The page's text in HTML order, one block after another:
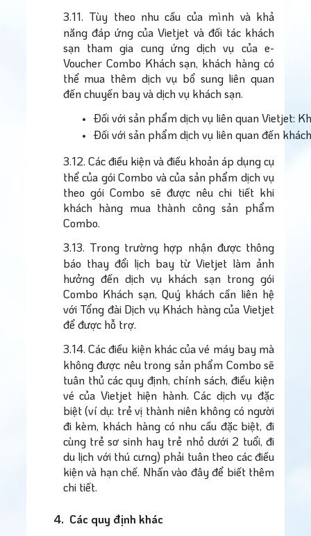
3.11. Tùy theo nhu cầu của mình và khả
năng đáp ứng của Vietjet và đối tác khách
sạn tham gia cung ứng dịch vụ của e-
Voucher Combo Khách sạn, khách hàng có
thể mua thêm dịch vụ bổ sung liên quan
đến chuyến bay và dịch vụ khách sạn.
Đối với sản phẩm dịch vụ liên quan Vietjet:
Đối với sản phẩm dịch vụ liên quan đến
3.12. Các điều kiện và điều khoản áp dụng cụ
thể của gói Combo và của sản phẩm dịch vụ
theo gói Combo sẽ được nêu chi tiết khi
khách hàng mua thành công sản phẩm
Combo.
3.13. Trong trường hợp nhận được thông
báo thay đổi lịch bay từ Vietjet làm ảnh
hưởng đến dịch vụ khách sạn trong gói
Combo Khách sạn, Quý khách cần liên hệ
với Tổng đài Dịch vụ Khách hàng của Vietjet
để được hỗ trợ.
3.14. Các điều kiện khác của vé máy bay mà
không được nêu trong sản phẩm Combo sẽ
tuân thủ các quy định, chính sách, điều kiện
vé của Vietjet hiện hành. Các dịch vụ đặc
biệt (ví dụ: trẻ vị thành niên không có người
đi kèm, khách hàng có nhu cầu đặc biệt, đi
cùng trẻ sơ sinh hay trẻ nhỏ dưới 2 tuổi, đi
du lịch với thú cưng) phải tuân theo các điều
kiện và hạn chế. Nhấn vào đây để biết thêm
chi tiết.
4. Các quy định khác